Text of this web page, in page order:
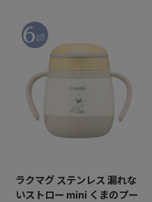
ラクマグ ステンレス 漏れな
いストロー mini くまのプー